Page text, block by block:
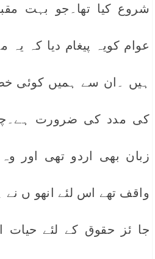
شروع کیا تھا۔جو بہت
عوام کویہ پیغام دیا کہ یہ
ہیں ۔ان سے ہمیں کوئی
کی مدد کی ضرورت
زبان بھی اردو تھی اور
واقف تھے اس لئے انھو ں
جا ئز حقوق کے لئے حیات